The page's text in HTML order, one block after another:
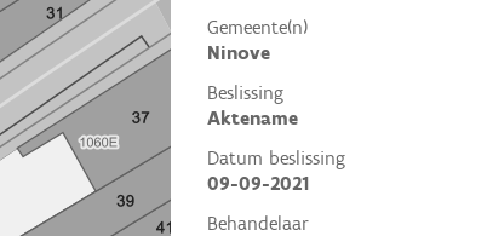
Gemeente(n)
Ninove
Beslissing
Aktename
Datum beslissing
09-09-2021
Behandelaar